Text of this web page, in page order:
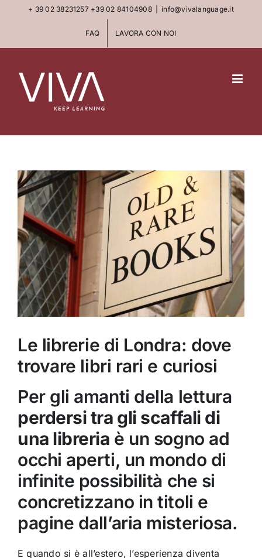
+ 39 02 38231257 +39 02 84104908 info@vivalanguage.it
FAQ LAVORA CON NOI
View
Larger
Image
Le librerie di Londra: dove
trovare libri rari e curiosi
Per gli amanti della lettura
perdersi tra gli scaffali di
una libreria è un sogno ad
occhi aperti, un mondo di
infinite possibilità che si
concretizzano in titoli e
pagine dall’aria misteriosa.
E quando si è all’estero, l’esperienza diventa